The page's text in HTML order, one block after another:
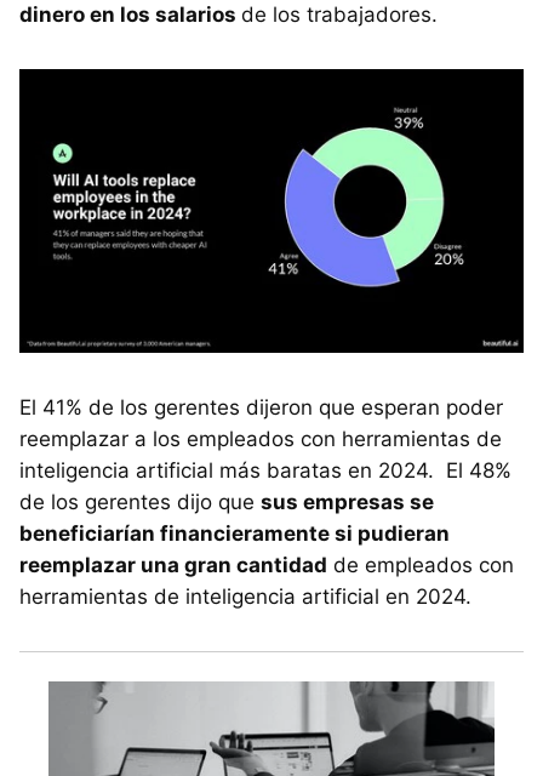
dinero en los salarios de los trabajadores.
El 41% de los gerentes dijeron que esperan poder
reemplazar a los empleados con herramientas de
inteligencia artificial más baratas en 2024. El 48%
de los gerentes dijo que sus empresas se
beneficiarían financieramente si pudieran
reemplazar una gran cantidad de empleados con
herramientas de inteligencia artificial en 2024.